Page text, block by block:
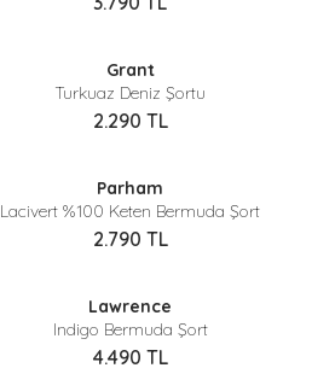
Grant
Turkuaz Deniz Şortu
2.290 TL
Parham
Lacivert %100 Keten Bermuda Şort
2.790 TL
Lawrence
Indigo Bermuda Şort
4.490 TL